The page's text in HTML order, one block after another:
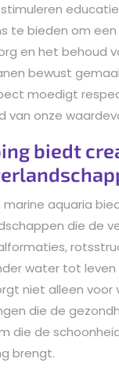
te bieden om
en het behoud
bewust
moedigt
van onze
biedt
marine aquaria
die de
water tot leven
niet alleen voor
die de
die de
brengt.